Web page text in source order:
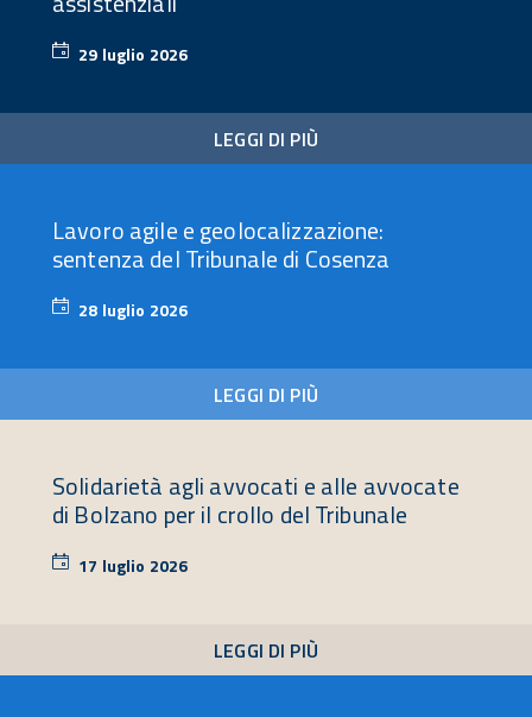
29 luglio 2026
LEGGI DI PIÙ
Lavoro agile e geolocalizzazione:
sentenza del Tribunale di Cosenza
28 luglio 2026
LEGGI DI PIÙ
Solidarietà agli avvocati e alle avvocate
di Bolzano per il crollo del Tribunale
17 luglio 2026
LEGGI DI PIÙ